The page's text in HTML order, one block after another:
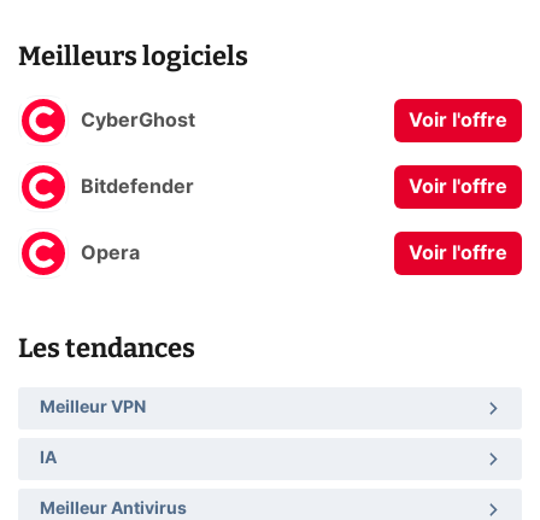
Meilleurs logiciels
CyberGhost Voir l'offre
Bitdefender Voir l'offre
Opera Voir l'offre
Les tendances
Meilleur VPN
IA
Meilleur Antivirus